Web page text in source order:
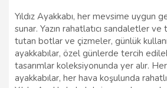
Yıldız Ayakkabı, her mevsime uygun
sunar. Yazın rahatlatıcı sandaletler ve
tutan botlar ve çizmeler, günlük
ayakkabılar, özel günlerde tercih
tasarımlar koleksiyonunda yer alır.
ayakkabılar, her hava koşulunda